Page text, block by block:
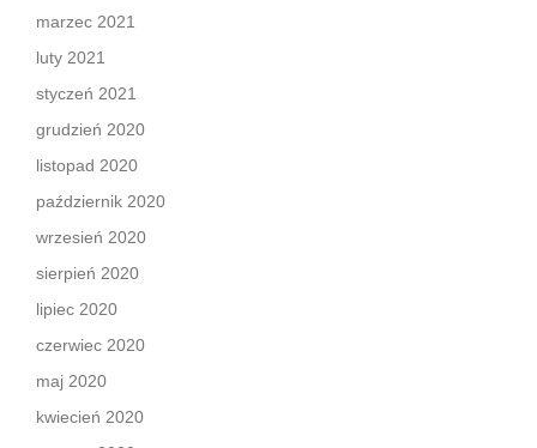
marzec 2021
luty 2021
styczeń 2021
grudzień 2020
listopad 2020
październik 2020
wrzesień 2020
sierpień 2020
lipiec 2020
czerwiec 2020
maj 2020
kwiecień 2020